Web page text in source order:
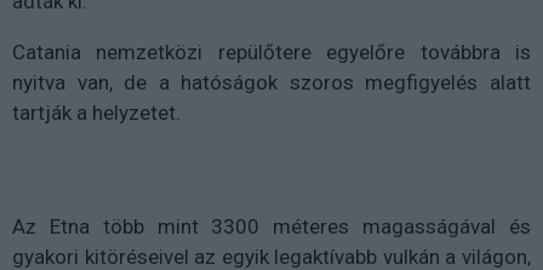
Catania nemzetközi repülőtere egyelőre továbbra is
nyitva van, de a hatóságok szoros megfigyelés alatt
tartják a helyzetet.
Az Etna több mint 3300 méteres magasságával és
gyakori kitöréseivel az egyik legaktívabb vulkán a világon,